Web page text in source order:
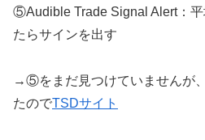
⑤Audible Trade Signal Alert：
たらサインを出す
→⑤をまだ見つけていませんが
たのでTSDサイト